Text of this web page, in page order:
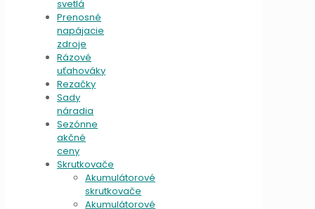
svetlá
Prenosné
napájacie
zdroje
Rázové
uťahováky
Rezačky
Sady
náradia
Sezónne
akčné
ceny
Skrutkovače
Akumulátorové
skrutkovače
Akumulátorové